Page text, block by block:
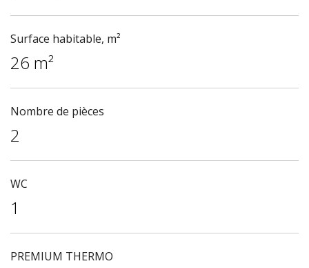
Surface habitable, m²
26 m²
Nombre de pièces
2
WC
1
PREMIUM THERMO